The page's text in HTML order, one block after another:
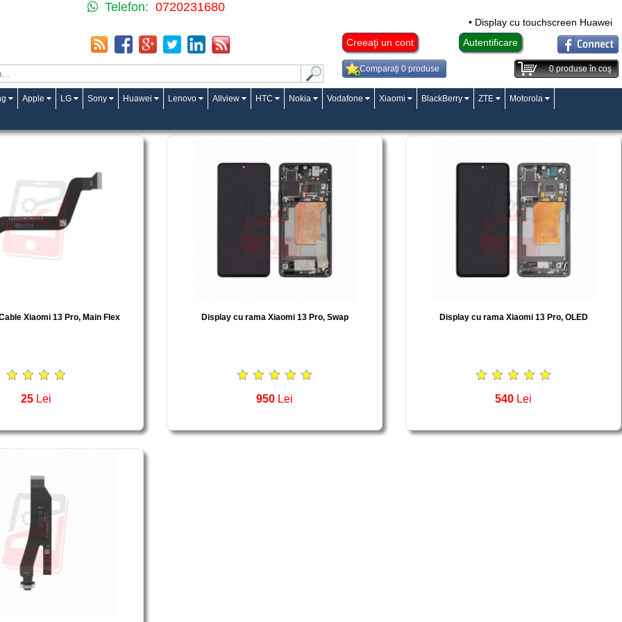
Telefon: 0720231680
• Display cu touchscreen Huawei
Creeaţi un cont
Autentificare
Comparaţi 0 produse 0produse în coş
Apple LG Sony Huawei Lenovo Allview HTC Nokia Vodafone Xiaomi BlackBerry ZTE Motorola
Xiaomi 13 Pro, Main Flex
25 Lei
Display cu rama Xiaomi 13 Pro, Swap
950 Lei
Display cu rama Xiaomi 13 Pro, OLED
540 Lei